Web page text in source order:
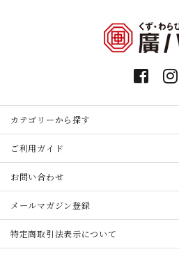
カテゴリーから探す
ご利用ガイド
お問い合わせ
メールマガジン登録
特定商取引法表示について